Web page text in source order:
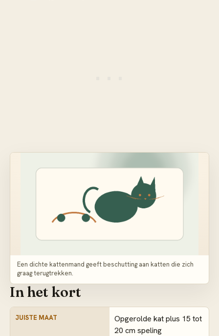
Een dichte kattenmand geeft beschutting aan katten die zich
graag terugtrekken.
In het kort
JUISTE MAAT
Opgerolde kat plus 15 tot
20 cm speling